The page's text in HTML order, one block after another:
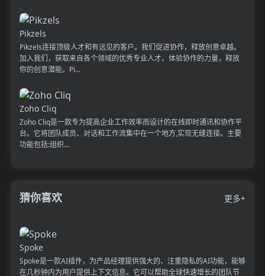
Pikzels
Pikzels连接顶级人才和有远见的客户。我们促进协作，释放创意卓越。
加入我们，获取来自各个领域的优秀专业人才。体验协作的力量，释放
你的创意潜能。Pi...
Zoho Cliq
Zoho Cliq是一款专为提高企业工作效率而设计的在线即时通讯和协作平
台。它将团队成员、对话和工作流集中在一个地方,实现无缝连接。主要
功能包括:组织...
猜你喜欢 更多+
Spoke
Spoke是一款AI插件，为产品经理提供强大的、注重隐私的AI功能，能够
在几秒钟内为用户提供上下文信息。它可以帮助全球快速增长的团队节